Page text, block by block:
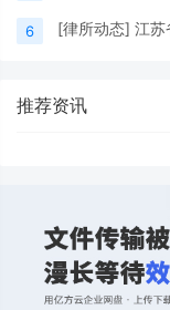
6 [律所动态] 江苏
推荐资讯